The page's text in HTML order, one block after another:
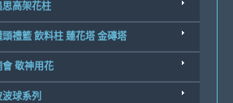
思高架花柱
頭禮籃 飲料柱 蓮花塔 金磚塔
會 敬神用花
波球系列